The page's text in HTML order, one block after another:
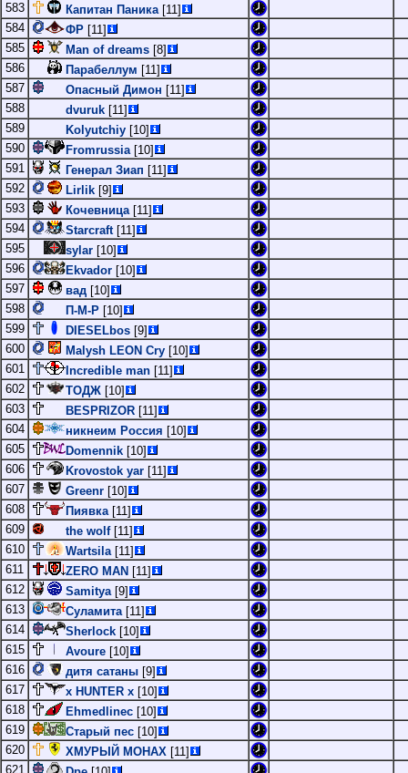
583
Капитан Паника[11]
584
ФР [11]
585
Man of dreams [8]
586
Парабеллум [11]
587
Опасный Димон [11]
588
dvuruk [11]
589
Kolyutchiy [10]
590
Fromrussia[10]
591
Генерал Зиап [11]
592
Lirlik [9]
593
Кочевница[11]
594
Starcraft[11]
595
sylar [10]
596
Ekvador [10]
597
вад [10]
598
П-М-Р [10]
599
DIESELbos [9]
600
Malysh LEON Cry [10]
601
Incredible man [11]
602
ТОДЖ [10]
603
BESPRIZOR [11]
604
никнеим Россия [10]
605
Domennik [10]
606
Krovostok yar [11]
607
Greenr [10]
608
Пиявка[11]
609
the wolf[11]
610
Wartsila[11]
611
ZERO MAN [11]
612
Samitya[9]
613
Суламита[11]
614
Sherlock [10]
615
Avoure [10]
616
дитя сатаны [9]
617
x HUNTER x [10]
618
Ehmedlinec [10]
619
Старый пес [10]
620
ХМУРЫЙ МОНАХ [11]
621